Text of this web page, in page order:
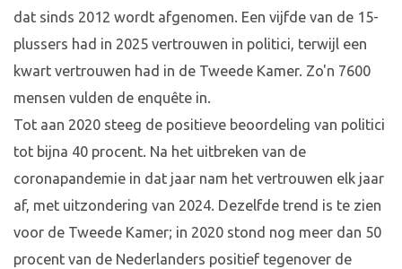
dat sinds 2012 wordt afgenomen. Een vijfde van de 15-
plussers had in 2025 vertrouwen in politici, terwijl een
kwart vertrouwen had in de Tweede Kamer. Zo'n 7600
mensen vulden de enquête in.
Tot aan 2020 steeg de positieve beoordeling van politici
tot bijna 40 procent. Na het uitbreken van de
coronapandemie in dat jaar nam het vertrouwen elk jaar
af, met uitzondering van 2024. Dezelfde trend is te zien
voor de Tweede Kamer; in 2020 stond nog meer dan 50
procent van de Nederlanders positief tegenover de